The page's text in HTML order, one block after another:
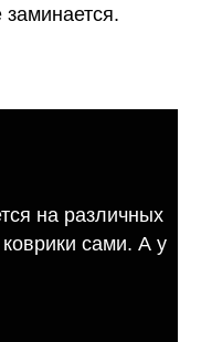
на различных
сами. А у